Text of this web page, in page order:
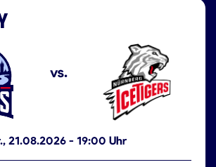
vs.
21.08.2026 - 19:00 Uhr